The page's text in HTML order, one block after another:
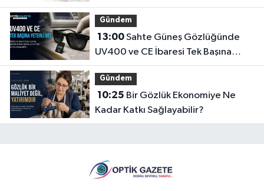
Gündem
13:00Sahte Güneş Gözlüğünde
UV400 ve CE İbaresi Tek Başına
Yeterli mi?
Gündem
10:25
Kadar Katkı Sağlayabilir?